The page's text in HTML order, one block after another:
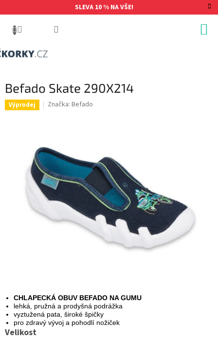
na
SLEVA 10 % NA VŠE!
Befado Skate 290X214
Výprodej Značka: Befado
Velikost
CHLAPECKÁ OBUV BEFADO NA GUMU
lehká, pružná a prodyšná podrážka
vyztužená pata, široké špičky
pro zdravý vývoj a pohodlí nožiček